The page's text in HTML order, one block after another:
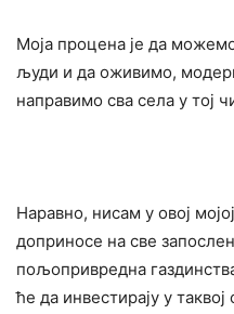
Моја процена је да
људи и да оживимо,
направимо сва села у тој
Наравно, нисам у овој
доприносе на све
пољопривредна
ће да инвестирају у